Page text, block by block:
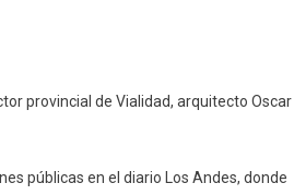
provincial de Vialidad, arquitecto Oscar
públicas en el diario Los Andes, donde